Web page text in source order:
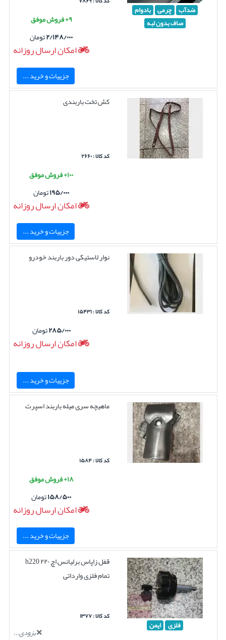
ضدآب چرمی بادوام
صاف بدون لبه
۹+ فروش موفق
۲/۱۴۸/۰۰۰تومان
امکان ارسال روزانه
جزییات و خرید ...
کش تخت باربندی
کد کالا : ۲۶۶۰
۱۰۰+ فروش موفق
۱۹۵/۰۰۰تومان
امکان ارسال روزانه
جزییات و خرید ...
نوار لاستیکی دور باربند خودرو
کد کالا : ۱۵۴۳۱
۲۸۵/۰۰۰تومان
امکان ارسال روزانه
جزییات و خرید ...
ماهیچه سری میله باربند اسپرت
کد کالا : ۱۵۸۴
۱۸+ فروش موفق
۱۵۸/۵۰۰تومان
امکان ارسال روزانه
جزییات و خرید ...
فلزی ایمن
قفل زاپاس برلیانس اچ ۲۲۰ h220
تمام فلزی وارداتی
کد کالا : ۱۳۷۷
بزودی...